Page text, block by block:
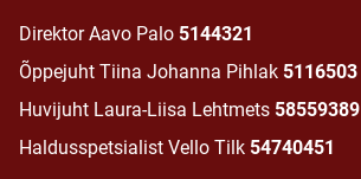
Direktor Aavo Palo 5144321
Õppejuht Tiina Johanna Pihlak 5116503
Huvijuht Laura-Liisa Lehtmets 58559389
Haldusspetsialist Vello Tilk 54740451